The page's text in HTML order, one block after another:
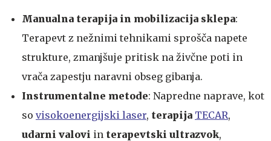
Manualna terapija in mobilizacija sklepa:
Terapevt z nežnimi tehnikami sprošča napete
strukture, zmanjšuje pritisk na živčne poti in
vrača zapestju naravni obseg gibanja.
Instrumentalne metode: Napredne naprave, kot
so visokoenergijski laser, terapija TECAR,
udarni valovi in terapevtski ultrazvok,